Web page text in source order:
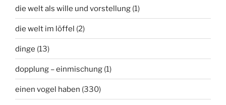
die welt als wille und vorstellung (1)
die welt im löffel (2)
dinge (13)
dopplung – einmischung (1)
einen vogel haben (330)